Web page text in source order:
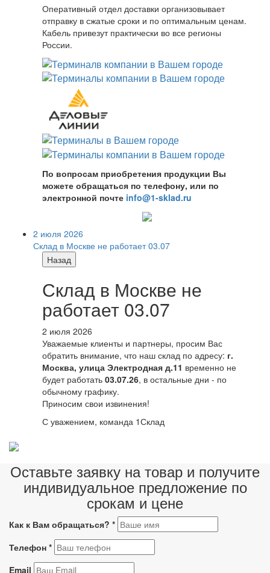
Оперативный отдел доставки организовывает
отправку в сжатые сроки и по оптимальным ценам.
Кабель привезут практически во все регионы
России.
По вопросам приобретения продукции Вы
можете обращаться по телефону, или по
электронной почте info@1-sklad.ru
2 июля 2026
Склад в Москве не работает 03.07
Назад
Склад в Москве не
работает 03.07
2 июля 2026
Уважаемые клиенты и партнеры, просим Вас
обратить внимание, что наш склад по адресу: г.
Москва, улица Электродная д.11 временно не
будет работать 03.07.26, в остальные дни - по
обычному графику.
Приносим свои извинения!
С уважением, команда 1Склад
Оставьте заявку на товар и получите
индивидуальное предложение по
срокам и цене
Как к Вам обращаться? *
Телефон *
Email